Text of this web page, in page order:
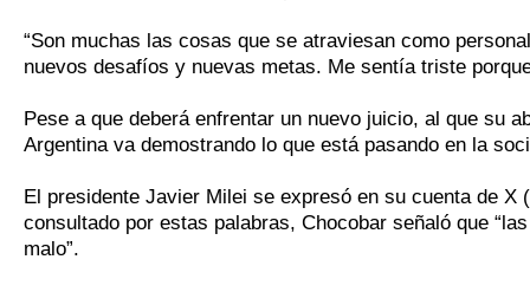
“Son muchas las cosas que se atraviesan como
nuevos desafíos y nuevas metas. Me sentía triste
Pese a que deberá enfrentar un nuevo juicio, al que su
Argentina va demostrando lo que está pasando en la
El presidente Javier Milei se expresó en su cuenta de
consultado por estas palabras, Chocobar señaló que
malo”.